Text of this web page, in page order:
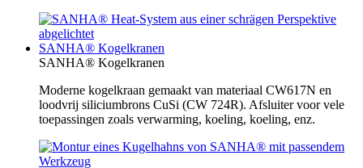
SANHA® Kogelkranen
SANHA® Kogelkranen
Moderne kogelkraan gemaakt van materiaal CW617N en
loodvrij siliciumbrons CuSi (CW 724R). Afsluiter voor vele
toepassingen zoals verwarming, koeling, koeling, enz.